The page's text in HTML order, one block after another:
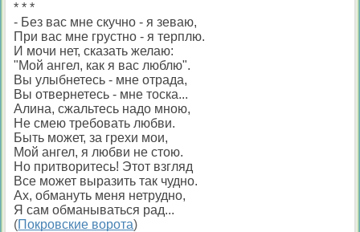
* * *
- Без вас мне скучно - я зеваю,
При вас мне грустно - я терплю.
И мочи нет, сказать желаю:
"Мой ангел, как я вас люблю".
Вы улыбнетесь - мне отрада,
Вы отвернетесь - мне тоска...
Алина, сжальтесь надо мною,
Не смею требовать любви.
Быть может, за грехи мои,
Мой ангел, я любви не стою.
Но притворитесь! Этот взгляд
Все может выразить так чудно.
Ах, обмануть меня нетрудно,
Я сам обманываться рад...
(Покровские ворота)